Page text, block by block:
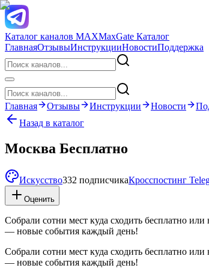
Каталог каналов MAXMaxGate Каталог
ГлавнаяОтзывыИнструкцииНовостиПоддержка
Главная Отзывы Инструкции Новости
Назад в каталог
Москва Бесплатно
Искусство332 подписчикаКросспостинг
Оценить
Собрали сотни мест куда сходить бесплатно
— новые события каждый день!
Собрали сотни мест куда сходить бесплатно
— новые события каждый день!